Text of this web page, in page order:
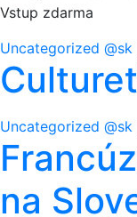
Vstup zdarma
Uncategorized @sk
Uncategorized @sk
na